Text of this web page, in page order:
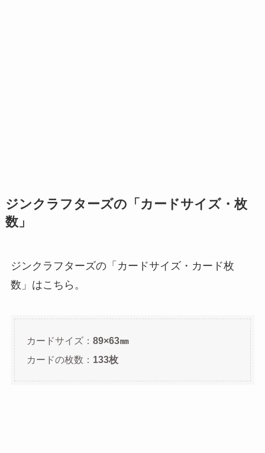
ジンクラフターズの「カードサイズ・枚
数」
ジンクラフターズの「カードサイズ・カード枚
数」はこちら。
カードサイズ： 89×63㎜
カードの枚数： 133枚